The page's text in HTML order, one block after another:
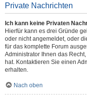
Private Nachrichten
Ich kann keine Privaten
Hierfür kann es drei Gründe
oder nicht angemeldet, oder
für das komplette Forum
Administrator Ihnen das
hat. Kontaktieren Sie einen
erhalten.
Nach oben